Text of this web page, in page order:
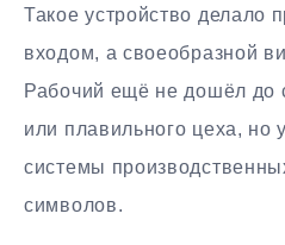
Такое устройство делало
входом, а своеобразной
Рабочий ещё не дошёл до
или плавильного цеха, но
системы
символов.